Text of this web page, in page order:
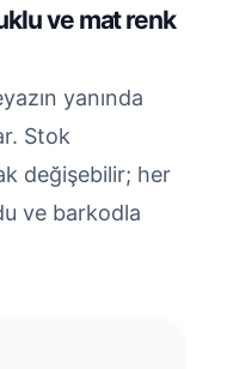
ve mat renk
yanında
Stok
değişebilir; her
ve barkodla